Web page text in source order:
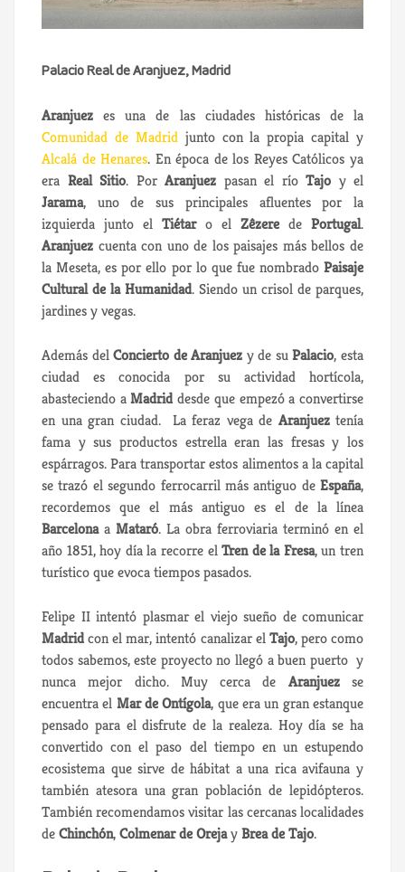
Palacio Real de Aranjuez, Madrid
Aranjuez es una de las ciudades históricas de la
Comunidad de Madridjunto con la propia capital y
Alcalá de Henares. En época de los Reyes Católicos ya
era Real Sitio. Por Aranjuez pasan el río Tajo y el
Jarama, uno de sus principales afluentes por la
izquierda junto el Tiétaro el Zêzere de Portugal.
Aranjuez cuenta con uno de los paisajes más bellos de
la Meseta, es por ello por lo que fue nombrado Paisaje
Cultural de la Humanidad. Siendo un crisol de parques,
jardines y vegas.
Además delConcierto de Aranjuez y de suPalacio, esta
ciudad es conocida por su actividad hortícola,
abasteciendo aMadriddesde que empezó a convertirse
en una gran ciudad. La feraz vega de Aranjueztenía
fama y sus productos estrella eran las fresas y los
espárragos. Para transportar estos alimentos a la capital
se trazó el segundo ferrocarril más antiguo de España,
recordemos que el más antiguo es el de la línea
Barcelonaa Mataró. La obra ferroviaria terminó en el
año 1851, hoy día la recorre elTren de la Fresa, un tren
turístico que evoca tiempos pasados.
Felipe II intentó plasmar el viejo sueño de comunicar
Madridcon el mar, intentó canalizar elTajo, pero como
todos sabemos, este proyecto no llegó a buen puerto y
nunca mejor dicho. Muy cerca de Aranjuezse
encuentra el Mar de Ontígola, que era un gran estanque
pensado para el disfrute de la realeza. Hoy día se ha
convertido con el paso del tiempo en un estupendo
ecosistema que sirve de hábitat a una rica avifauna y
también atesora una gran población de lepidópteros.
También recomendamos visitar las cercanas localidades
deChinchón,Colmenar de OrejayBrea de Tajo.